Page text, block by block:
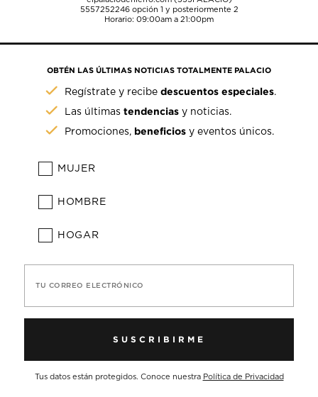
5557252246opción 1 y posteriormente 2
Horario: 09:00am a 21:00pm
OBTÉN LAS ÚLTIMAS NOTICIAS TOTALMENTE PALACIO
Regístrate y recibedescuentos especiales.
Las últimastendencias y noticias.
Promociones, beneficios y eventos únicos.
MUJER
HOMBRE
HOGAR
TU CORREO ELECTRÓNICO
SUSCRIBIRME
Tus datos están protegidos. Conoce nuestra Política de Privacidad